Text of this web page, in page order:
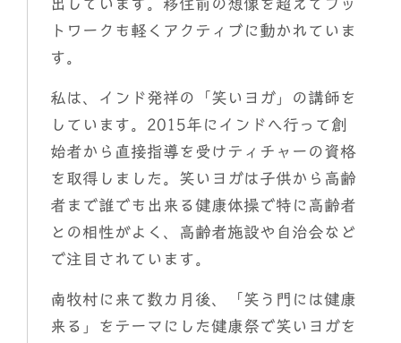
出しています。移住前の想像を超えてフッ
トワークも軽くアクティブに動かれていま
す。
私は、インド発祥の「笑いヨガ」の講師を
しています。2015年にインドへ行って創
始者から直接指導を受けティチャーの資格
を取得しました。笑いヨガは子供から高齢
者まで誰でも出来る健康体操で特に高齢者
との相性がよく、高齢者施設や自治会など
で注目されています。
南牧村に来て数カ月後、「笑う門には健康
来る」をテーマにした健康祭で笑いヨガを